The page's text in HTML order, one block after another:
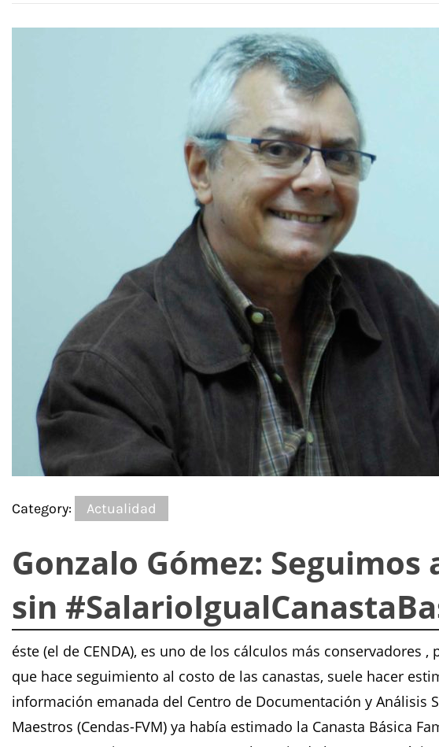
Category: Actualidad
Gonzalo Gómez: Seguimos
sin
éste (el de CENDA), es uno de los cálculos más conservadores
que hace seguimiento al costo de las canastas, suele hacer
información emanada del Centro de Documentación y Análisis
Maestros (Cendas-FVM) ya había estimado la Canasta Básica